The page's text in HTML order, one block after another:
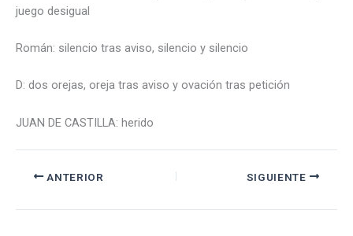
juego desigual
Román: silencio tras aviso, silencio y silencio
D: dos orejas, oreja tras aviso y ovación tras petición
JUAN DE CASTILLA: herido
ANTERIOR SIGUIENTE